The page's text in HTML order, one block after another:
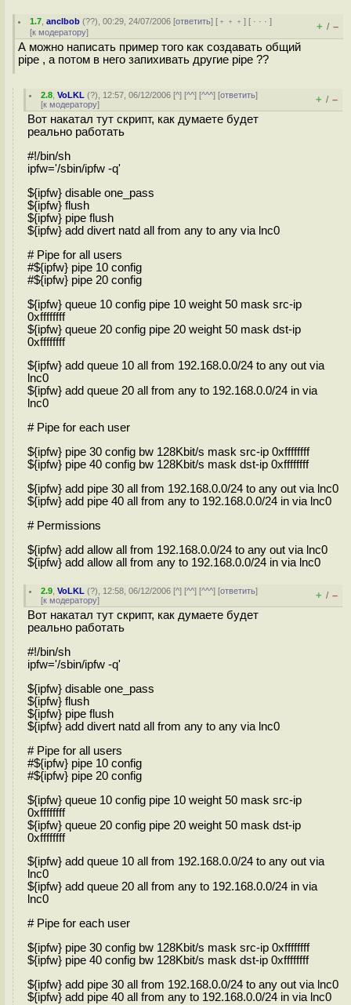
1.7 ,anclbob (??), 00:29, 24/07/2006 [ответить] [ ﹢﹢﹢] [ · · ·]
[к модератору] + / –
А можно написать пример того как создавать общий
pipe , а потом в него запихивать другие pipe ??
2.8 ,VoLKL (?), 12:57, 06/12/2006 [^] [^^] [^^^] [ответить]
[к модератору] + / –
Вот накатал тут скрипт, как думаете будет
реально работать
#!/bin/sh
ipfw='/sbin/ipfw -q'
${ipfw} disable one_pass
${ipfw} flush
${ipfw} pipe flush
${ipfw} add divert natd all from any to any via lnc0
# Pipe for all users
#${ipfw} pipe 10 config
#${ipfw} pipe 20 config
${ipfw} queue 10 config pipe 10 weight 50 mask src-ip
0xffffffff
${ipfw} queue 20 config pipe 20 weight 50 mask dst-ip
0xffffffff
${ipfw} add queue 10 all from 192.168.0.0/24 to any out via
lnc0
${ipfw} add queue 20 all from any to 192.168.0.0/24 in via
lnc0
# Pipe for each user
${ipfw} pipe 30 config bw 128Kbit/s mask src-ip 0xffffffff
${ipfw} pipe 40 config bw 128Kbit/s mask dst-ip 0xffffffff
${ipfw} add pipe 30 all from 192.168.0.0/24 to any out via lnc0
${ipfw} add pipe 40 all from any to 192.168.0.0/24 in via lnc0
# Permissions
${ipfw} add allow all from 192.168.0.0/24 to any out via lnc0
${ipfw} add allow all from any to 192.168.0.0/24 in via lnc0
2.9 ,VoLKL (?), 12:58, 06/12/2006 [^] [^^] [^^^] [ответить]
[к модератору] + / –
Вот накатал тут скрипт, как думаете будет
реально работать
#!/bin/sh
ipfw='/sbin/ipfw -q'
${ipfw} disable one_pass
${ipfw} flush
${ipfw} pipe flush
${ipfw} add divert natd all from any to any via lnc0
# Pipe for all users
#${ipfw} pipe 10 config
#${ipfw} pipe 20 config
${ipfw} queue 10 config pipe 10 weight 50 mask src-ip
0xffffffff
${ipfw} queue 20 config pipe 20 weight 50 mask dst-ip
0xffffffff
${ipfw} add queue 10 all from 192.168.0.0/24 to any out via
lnc0
${ipfw} add queue 20 all from any to 192.168.0.0/24 in via
lnc0
# Pipe for each user
${ipfw} pipe 30 config bw 128Kbit/s mask src-ip 0xffffffff
${ipfw} pipe 40 config bw 128Kbit/s mask dst-ip 0xffffffff
${ipfw} add pipe 30 all from 192.168.0.0/24 to any out via lnc0
${ipfw} add pipe 40 all from any to 192.168.0.0/24 in via lnc0